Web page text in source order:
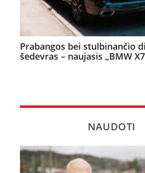
Prabangos bei stulbinančio
šedevras – naujasis „BMW
NAUDOTI